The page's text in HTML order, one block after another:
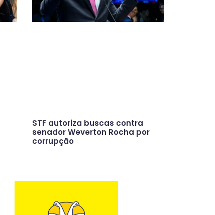
STF autoriza buscas contra
senador Weverton Rocha por
corrupção